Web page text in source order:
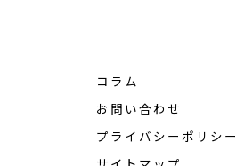
コラム
お問い合わせ
プライバシーポリシー